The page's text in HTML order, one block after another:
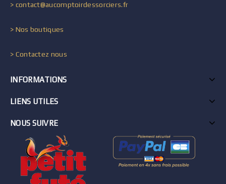
> contact@aucomptoirdessorciers.fr
> Nos boutiques
> Contactez nous
INFORMATIONS
LIENS UTILES
NOUS SUIVRE